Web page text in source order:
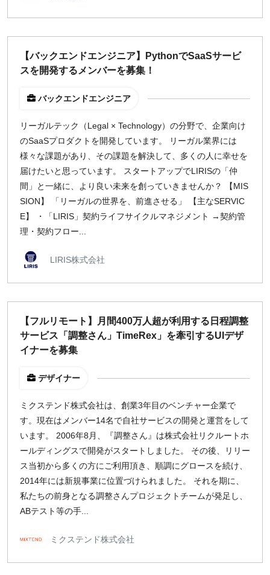
【バックエンドエンジニア】PythonでSaaSサービ
スを開発するメンバーを募集！
バックエンドエンジニア
リーガルテック（Legal × Technology）の分野で、企業向け
のSaaSプロダクトを開発しています。 リーガル業界には
様々な課題があり、その課題を解決して、多くの人に幸せを
届けたいと思っています。 スタートアップでLIRISの「仲
間」と一緒に、より良い未来を創っていきませんか？ 【MIS
SION】 「リーガルの世界を、前進させる」 【主なSERVIC
E】 ・「LIRIS」契約ライフサイクルマネジメント →契約管
理・契約フロー...
LIRIS株式会社
【フルリモート】月間400万人超が利用する日程調整
サービス「調整さん」TimeRex」を牽引するUIデザ
イナーを募集
デザイナー
ミクステンド株式会社は、創業3年目のベンチャー企業で
す。現在はメンバー14名で自社サービスの開発と運営をして
います。 2006年8月、『調整さん』は株式会社リクルートホ
ールディングスで開発がスタートしました。 その後、リリー
ス当初から多くの方にご利用頂き、順調にグロースを続け、
2014年には新規事業に位置づけられました。 それを期に、
私たちの前身となる調整さんプロジェクトチームが発足し、
ABテスト等の手...
ミクステンド株式会社